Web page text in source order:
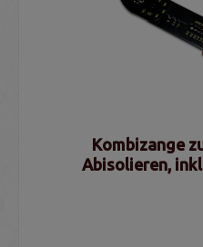
Kombizange
Abisolieren,